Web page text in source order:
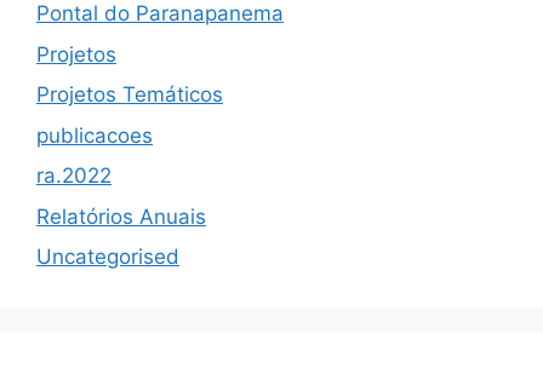
Pontal do Paranapanema
Projetos
Projetos Temáticos
publicacoes
ra.2022
Relatórios Anuais
Uncategorised